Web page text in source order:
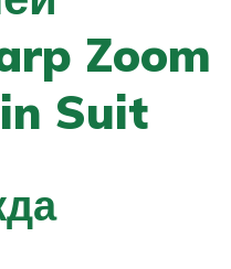
Zoom
Suit